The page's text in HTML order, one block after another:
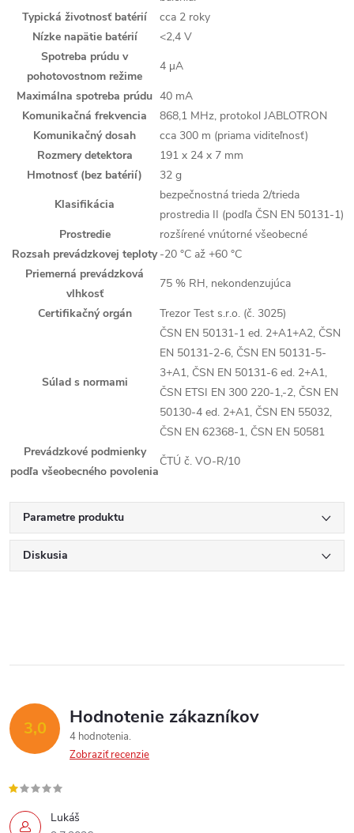
Typická životnosť batérií
cca 2 roky
Nízke napätie batérií
<2,4 V
Spotreba prúdu v
pohotovostnom režime
4 µA
Maximálna spotreba prúdu 40 mA
Komunikačná frekvencia
868,1 MHz, protokol JABLOTRON
Komunikačný dosah
cca 300 m (priama viditeľnosť)
Rozmery detektora
191 x 24 x 7 mm
Hmotnosť (bez batérií)
32 g
Klasifikácia
bezpečnostná trieda 2/trieda
prostredia II (podľa ČSN EN 50131-1)
Prostredie
rozšírené vnútorné všeobecné
Rozsah prevádzkovej teploty -20 °C až +60 °C
Priemerná prevádzková
vlhkosť
75 % RH, nekondenzujúca
Certifikačný orgán
Trezor Test s.r.o. (č. 3025)
Súlad s normami
ČSN EN 50131-1 ed. 2+A1+A2, ČSN
EN 50131-2-6, ČSN EN 50131-5-
3+A1, ČSN EN 50131-6 ed. 2+A1,
ČSN ETSI EN 300 220-1,-2, ČSN EN
50130-4 ed. 2+A1, ČSN EN 55032,
ČSN EN 62368-1, ČSN EN 50581
Prevádzkové podmienky
podľa všeobecného povolenia
ČTÚ č. VO-R/10
Parametre produktu
Diskusia
3,0 Hodnotenie zákazníkov
4 hodnotenia
Zobraziť recenzie
Lukáš